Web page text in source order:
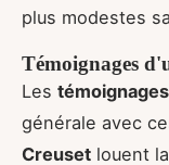
plus modestes
Témoignages
Les témoignages
générale avec
Creuset louent